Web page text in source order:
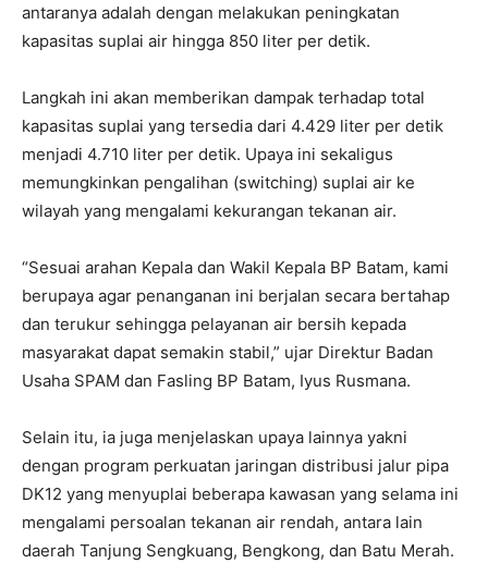
antaranya adalah dengan melakukan peningkatan
kapasitas suplai air hingga 850 liter per detik.
Langkah ini akan memberikan dampak terhadap total
kapasitas suplai yang tersedia dari 4.429 liter per detik
menjadi 4.710 liter per detik. Upaya ini sekaligus
memungkinkan pengalihan (switching) suplai air ke
wilayah yang mengalami kekurangan tekanan air.
“Sesuai arahan Kepala dan Wakil Kepala BP Batam, kami
berupaya agar penanganan ini berjalan secara bertahap
dan terukur sehingga pelayanan air bersih kepada
masyarakat dapat semakin stabil,” ujar Direktur Badan
Usaha SPAM dan Fasling BP Batam, Iyus Rusmana.
Selain itu, ia juga menjelaskan upaya lainnya yakni
dengan program perkuatan jaringan distribusi jalur pipa
DK12 yang menyuplai beberapa kawasan yang selama ini
mengalami persoalan tekanan air rendah, antara lain
daerah Tanjung Sengkuang, Bengkong, dan Batu Merah.